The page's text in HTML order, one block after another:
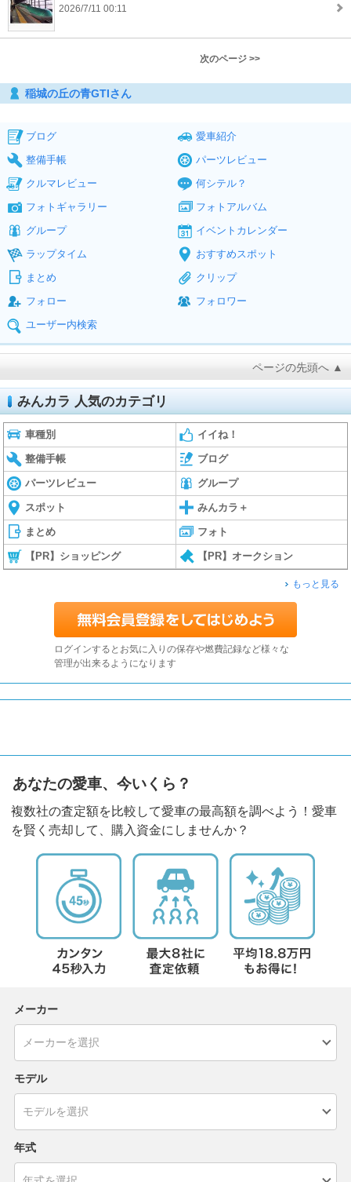
2026/7/11 00:11
次のページ >>
稲城の丘の青GTIさん
ブログ
愛車紹介
整備手帳
パーツレビュー
クルマレビュー
何シテル？
フォトギャラリー
フォトアルバム
グループ
イベントカレンダー
ラップタイム
おすすめスポット
まとめ
クリップ
フォロー
フォロワー
ユーザー内検索
ページの先頭へ ▲
みんカラ 人気のカテゴリ
車種別 イイね！
整備手帳 ブログ
パーツレビュー グループ
スポット みんカラ＋
まとめ フォト
【PR】ショッピング 【PR】オークション
もっと見る
ログインするとお気に入りの保存や燃費記録など様々な
管理が出来るようになります
あなたの愛車、今いくら？
複数社の査定額を比較して愛車の最高額を調べよう！愛車
を賢く売却して、購入資金にしませんか？
メーカー
モデル
年式